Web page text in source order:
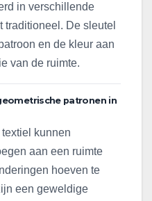
in verschillende
traditioneel. De sleutel
en de kleur aan
van de ruimte.
patronen in
kunnen
aan een ruimte
hoeven te
een geweldige